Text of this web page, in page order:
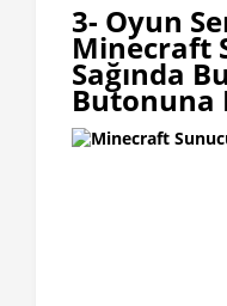
3- Oyun
Minecraft
Sağında
Butonuna